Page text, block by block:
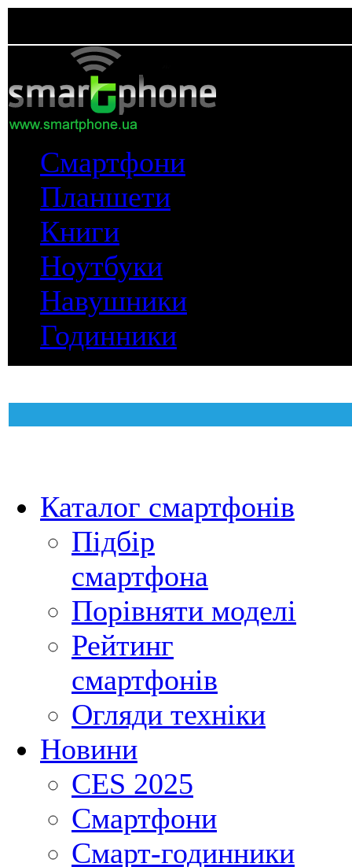
Смартфони
Планшети
Книги
Ноутбуки
Навушники
Годинники
Каталог смартфонів
Підбір
смартфона
Порівняти моделі
Рейтинг
смартфонів
Огляди техніки
Новини
CES 2025
Смартфони
Смарт-годинники